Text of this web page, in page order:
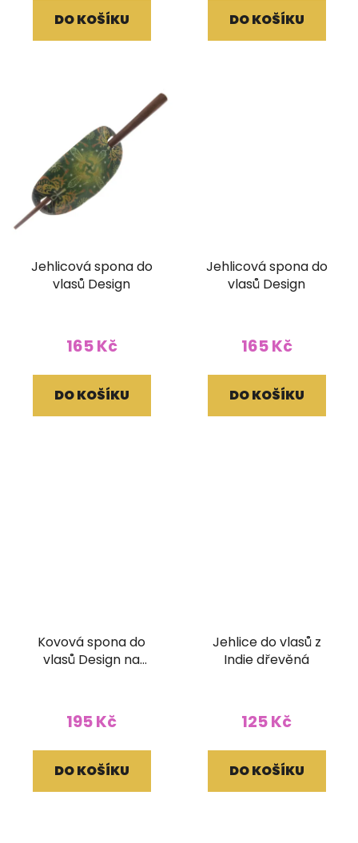
DO KOŠÍKU DO KOŠÍKU
Jehlicová spona do
vlasů Design
165 Kč
DO KOŠÍKU
Jehlicová spona do
vlasů Design
165 Kč
DO KOŠÍKU
Kovová spona do
vlasů Design na
195 Kč
DO KOŠÍKU
Jehlice do vlasů z
Indie dřevěná
125 Kč
DO KOŠÍKU